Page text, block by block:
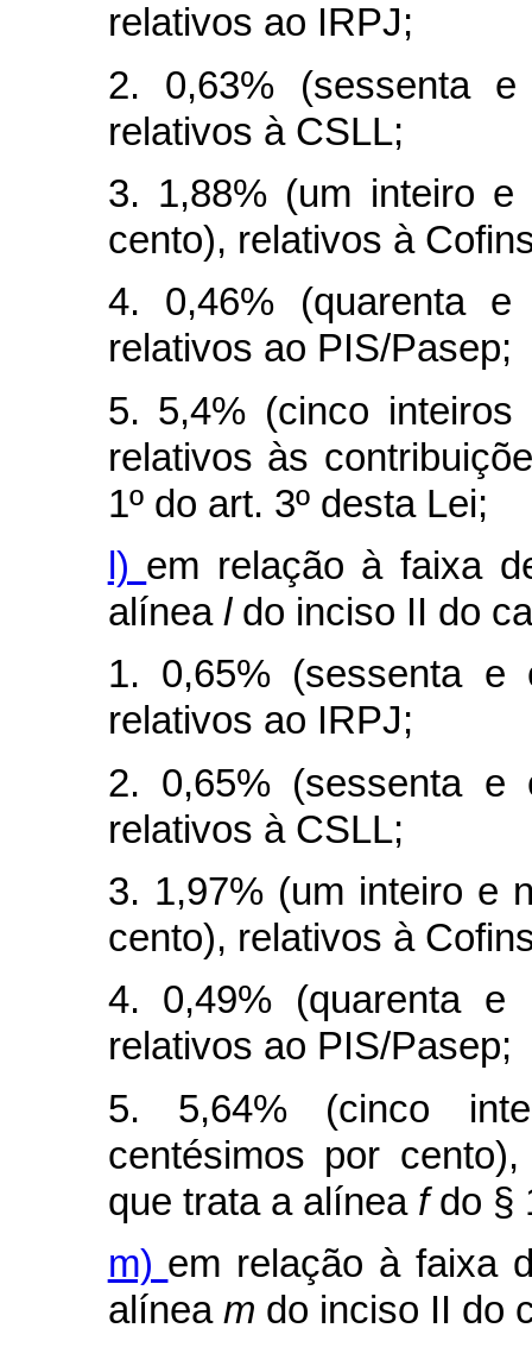
relativos ao IRPJ;
2. 0,63% (sessenta
relativos à CSLL;
3. 1,88% (um inteiro
cento), relativos à
4. 0,46% (quarenta e
relativos ao PIS/Pasep;
5. 5,4% (cinco
relativos às
1º do art. 3º desta Lei;
l) em relação à faixa
alínea l do inciso II do
1. 0,65% (sessenta e
relativos ao IRPJ;
2. 0,65% (sessenta e
relativos à CSLL;
3. 1,97% (um inteiro e
cento), relativos à
4. 0,49% (quarenta e
relativos ao PIS/Pasep;
5. 5,64% (cinco
centésimos por
que trata a alínea fdo §
m) em relação à faixa
alínea m do inciso II do